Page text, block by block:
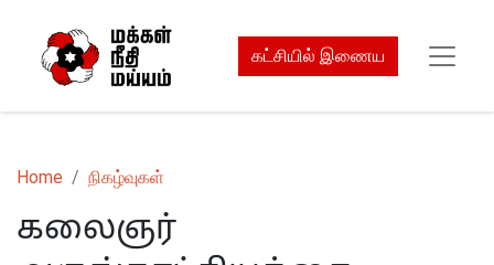
கட்சியில் இணைய
Home நிகழ்வுகள்
கலைஞர்